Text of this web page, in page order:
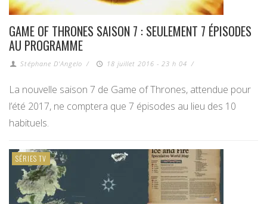
GAME OF THRONES SAISON 7 : SEULEMENT 7 ÉPISODES
AU PROGRAMME
Stéphane D'Angelo / 18 juillet 2016 - 23 h 04 /
La nouvelle saison 7 de Game of Thrones, attendue pour
l’été 2017, ne comptera que 7 épisodes au lieu des 10
habituels.
SÉRIES TV